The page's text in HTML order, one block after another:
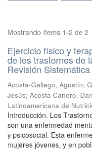
Mostrando ítems 1-2 de 2
Ejercicio físico y
de los trastornos de
Revisión Sistemática
Acosta-Gallego, Agustín;
Jesús; Acosta Cañero,
Latinoamericana de
Introducción. Los
son una enfermedad
y psicosocial. Esta
mujeres jóvenes, y en